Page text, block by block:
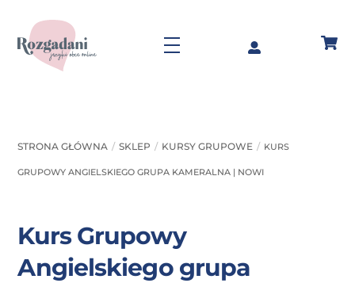
content
Menu
STRONA GŁÓWNA SKLEP KURSY GRUPOWE KURS
GRUPOWY ANGIELSKIEGO GRUPA KAMERALNA | NOWI
Kurs Grupowy
Angielskiego grupa